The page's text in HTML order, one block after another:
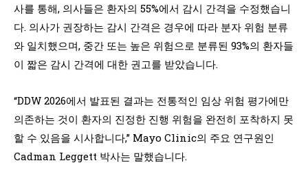
사를 통해, 의사들은 환자의 55%에서 감시 간격을 수정했습니
다. 의사가 권장하는 감시 간격은 경우에 따라 분자 위험 분류
와 일치했으며, 중간 또는 높은 위험으로 분류된 93%의 환자들
이 짧은 감시 간격에 대한 권고를 받았습니다.
“DDW 2026에서 발표된 결과는 전통적인 임상 위험 평가에만
의존하는 것이 환자의 진정한 진행 위험을 완전히 포착하지 못
할 수 있음을 시사합니다,” Mayo Clinic의 주요 연구원인
Cadman Leggett 박사는 말했습니다.